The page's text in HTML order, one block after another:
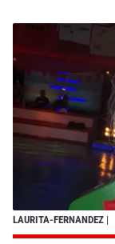
LAURITA-FERNANDEZ |